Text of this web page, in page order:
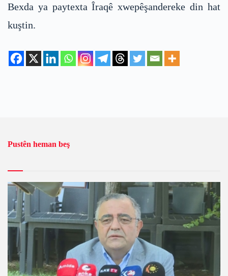
Bexda ya paytexta Îraqê xwepêşandereke din hat
kuştin.
Pustên heman beş